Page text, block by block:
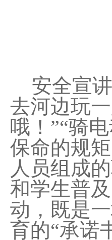
安全宣
去河边玩
哦！”“骑
保命的规
人员组成
和学生普
动，既是
育的“承诺